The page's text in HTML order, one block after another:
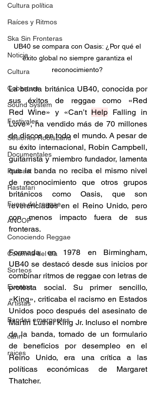
Cultura política
Raíces y Ritmos
Ska Sin Fronteras
Noticia
Cultura
Cobertura
Sound System
Festivales
Sesiones RootsLand
Documentales
Podcast
Rastafari
Fuera del reggae
ANCOP
Conociendo Reggae
Columna del día
Sorteos
Eventos
Artistas
Bandas emergentes
cann
raices
UB40 se compara con Oasis: ¿Por qué el
éxito global no siempre garantiza el
reconocimiento?
La banda británica UB40, conocida por
sus éxitos de reggae como «Red
Red Wine» y «Can’t Help Falling in
Love», ha vendido más de 70 millones
de discos en todo el mundo. A pesar de
su éxito internacional, Robin Campbell,
guitarrista y miembro fundador, lamenta
que la banda no reciba el mismo nivel
de reconocimiento que otros grupos
británicos como Oasis, que son
reverenciados en el Reino Unido, pero
con menos impacto fuera de sus
fronteras.
Formada en 1978 en Birmingham,
UB40 se destacó desde sus inicios por
combinar ritmos de reggae con letras de
protesta social. Su primer sencillo,
«King», criticaba el racismo en Estados
Unidos poco después del asesinato de
Martin Luther King Jr. Incluso el nombre
de la banda, tomado de un formulario
de beneficios por desempleo en el
Reino Unido, era una crítica a las
políticas económicas de Margaret
Thatcher.